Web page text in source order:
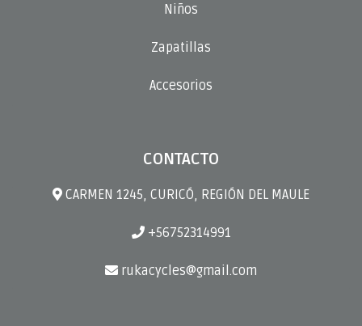
Niños
Zapatillas
Accesorios
CONTACTO
CARMEN 1245, CURICÓ, REGIÓN DEL MAULE
+56752314991
rukacycles@gmail.com